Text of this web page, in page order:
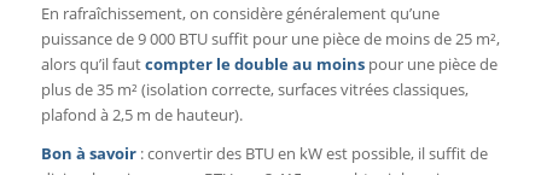
En rafraîchissement, on considère généralement qu’une
puissance de 9 000 BTU suffit pour une pièce de moins de 25 m²,
alors qu’il fautcompter le double au moinspour une pièce de
plus de 35 m² (isolation correcte, surfaces vitrées classiques,
plafond à 2,5 m de hauteur).
Bon à savoir : convertir des BTU en kW est possible, il suffit de